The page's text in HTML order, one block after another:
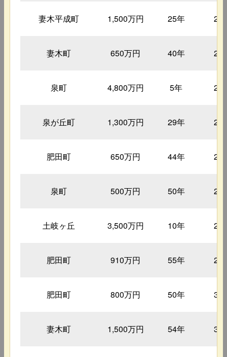
妻木平成町 1,500万円 25年
妻木町 650万円 40年
泉町 4,800万円 5年
泉が丘町 1,300万円 29年
肥田町 650万円 44年
泉町 500万円 50年
土岐ヶ丘 3,500万円 10年
肥田町 910万円 55年
肥田町 800万円 50年
妻木町 1,500万円 54年